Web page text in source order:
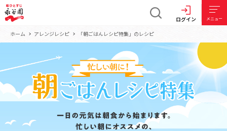
ログイン メニュー
ホーム アレンジレシピ 「朝ごはんレシピ特集」のレシピ